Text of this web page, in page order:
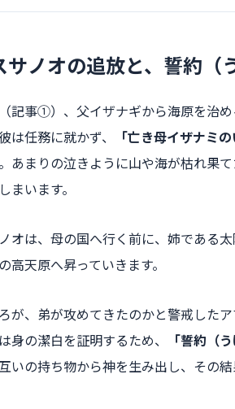
サノオの追放と、誓約（
記事①）、父イザナギから海原を治
は任務に就かず、
「亡き母イザナミ
あまりの泣きように山や海が枯れ果
まいます。
オは、母の国へ行く前に、姉である
高天原へ昇っていきます。
が、弟が攻めてきたのかと警戒した
身の潔白を証明するため、
「誓約（
いの持ち物から神を生み出し、その